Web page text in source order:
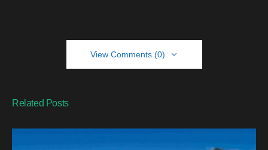
View Comments (0)
Related Posts